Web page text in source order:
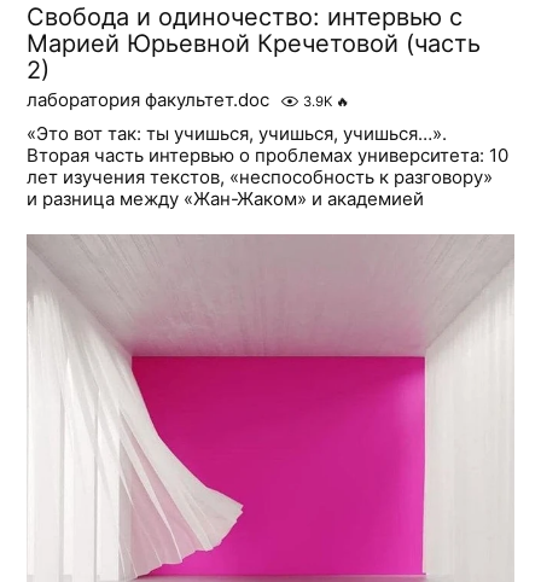
Свобода и одиночество: интервью с
Марией Юрьевной Кречетовой (часть
2)
лаборатория факультет.doc 3.9K 🔥
«Это вот так: ты учишься, учишься, учишься…».
Вторая часть интервью о проблемах университета: 10
лет изучения текстов, «неспособность к разговору»
и разница между «Жан-Жаком» и академией